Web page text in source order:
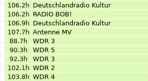
106.2h Deutschlandradio Kultur
106.2h RADIO BOB!
106.9h Deutschlandradio Kultur
107.7h Antenne MV
88.7h
WDR 3
90.3h
WDR 5
92.3h
WDR 3
102.1h WDR 2
103.8h WDR 4